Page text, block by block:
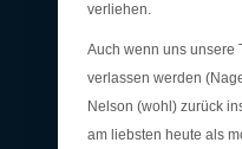
verliehen.
Auch wenn uns unsere
verlassen werden
Nelson (wohl) zurück
am liebsten heute als